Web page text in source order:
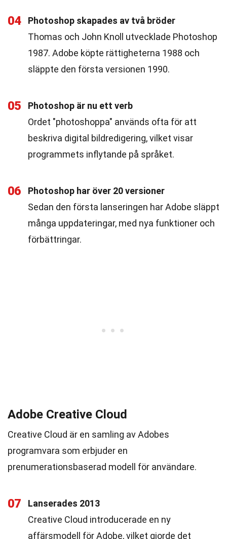
04
Photoshop skapades av två bröder
Thomas och John Knoll utvecklade Photoshop
1987. Adobe köpte rättigheterna 1988 och
släppte den första versionen 1990.
05
Photoshop är nu ett verb
Ordet "photoshoppa" används ofta för att
beskriva digital bildredigering, vilket visar
programmets inflytande på språket.
06
Photoshop har över 20 versioner
Sedan den första lanseringen har Adobe släppt
många uppdateringar, med nya funktioner och
förbättringar.
Adobe Creative Cloud
Creative Cloud är en samling av Adobes
programvara som erbjuder en
prenumerationsbaserad modell för användare.
07
Lanserades 2013
Creative Cloud introducerade en ny
affärsmodell för Adobe, vilket gjorde det